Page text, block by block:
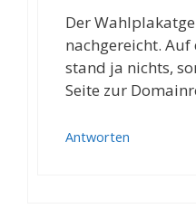
Der
nachgereicht. Auf
stand ja nichts,
Seite zur
Antworten